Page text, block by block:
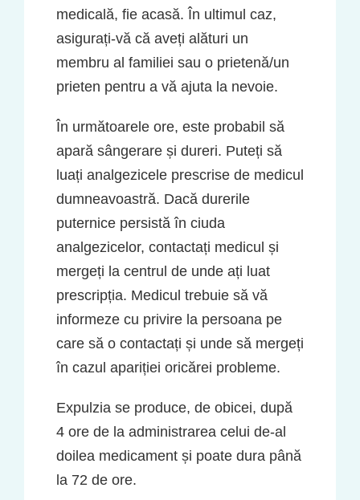
medicală, fie acasă. În ultimul caz,
asigurați-vă că aveți alături un
membru al familiei sau o prietenă/un
prieten pentru a vă ajuta la nevoie.
În următoarele ore, este probabil să
apară sângerare și dureri. Puteți să
luați analgezicele prescrise de medicul
dumneavoastră. Dacă durerile
puternice persistă în ciuda
analgezicelor, contactați medicul și
mergeți la centrul de unde ați luat
prescripția. Medicul trebuie să vă
informeze cu privire la persoana pe
care să o contactați și unde să mergeți
în cazul apariției oricărei probleme.
Expulzia se produce, de obicei, după
4 ore de la administrarea celui de-al
doilea medicament și poate dura până
la 72 de ore.